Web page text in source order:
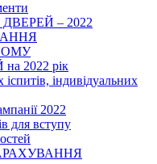
– 2022
2022 рік
індивідуальних
2022
для вступу